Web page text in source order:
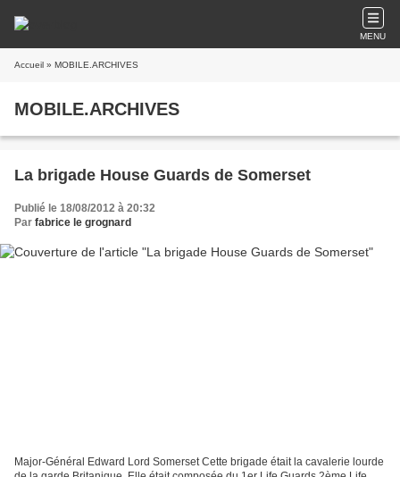
MENU
Accueil » MOBILE.ARCHIVES
MOBILE.ARCHIVES
La brigade House Guards de Somerset
Publié le 18/08/2012 à 20:32
Par fabrice le grognard
Major-Général Edward Lord Somerset Cette brigade était la cavalerie lourde